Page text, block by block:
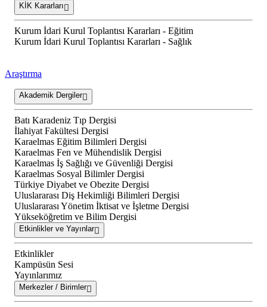
KİK Kararları
Kurum İdari Kurul Toplantısı Kararları - Eğitim
Kurum İdari Kurul Toplantısı Kararları - Sağlık
Araştırma
Akademik Dergiler
Batı Karadeniz Tıp Dergisi
İlahiyat Fakültesi Dergisi
Karaelmas Eğitim Bilimleri Dergisi
Karaelmas Fen ve Mühendislik Dergisi
Karaelmas İş Sağlığı ve Güvenliği Dergisi
Karaelmas Sosyal Bilimler Dergisi
Türkiye Diyabet ve Obezite Dergisi
Uluslararası Diş Hekimliği Bilimleri Dergisi
Uluslararası Yönetim İktisat ve İşletme Dergisi
Yükseköğretim ve Bilim Dergisi
Etkinlikler ve Yayınlar
Etkinlikler
Kampüsün Sesi
Yayınlarımız
Merkezler / Birimler